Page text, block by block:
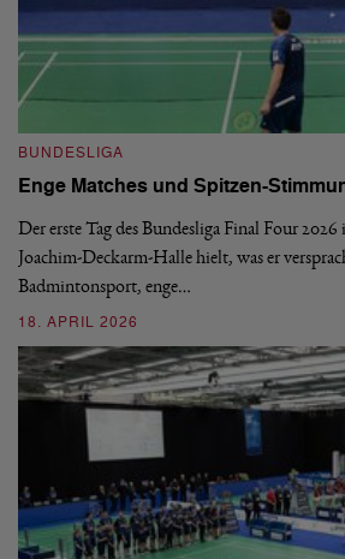
BUNDESLIGA
Enge Matches und Spitzen-
Der erste Tag des Bundesliga Final Four 2026
Joachim-Deckarm-Halle hielt, was er
Badmintonsport, enge…
18. APRIL 2026